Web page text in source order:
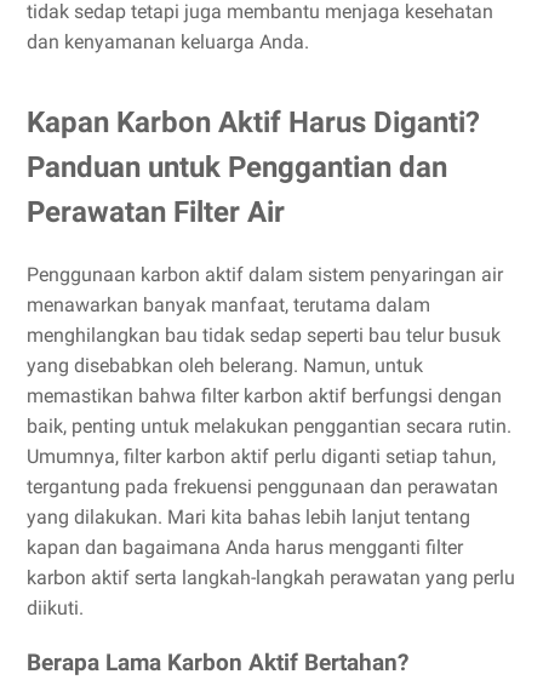
tidak sedap tetapi juga membantu menjaga kesehatan
dan kenyamanan keluarga Anda.
Kapan Karbon Aktif Harus Diganti?
Panduan untuk Penggantian dan
Perawatan Filter Air
Penggunaan karbon aktif dalam sistem penyaringan air
menawarkan banyak manfaat, terutama dalam
menghilangkan bau tidak sedap seperti bau telur busuk
yang disebabkan oleh belerang. Namun, untuk
memastikan bahwa filter karbon aktif berfungsi dengan
baik, penting untuk melakukan penggantian secara rutin.
Umumnya, filter karbon aktif perlu diganti setiap tahun,
tergantung pada frekuensi penggunaan dan perawatan
yang dilakukan. Mari kita bahas lebih lanjut tentang
kapan dan bagaimana Anda harus mengganti filter
karbon aktif serta langkah-langkah perawatan yang perlu
diikuti.
Berapa Lama Karbon Aktif Bertahan?